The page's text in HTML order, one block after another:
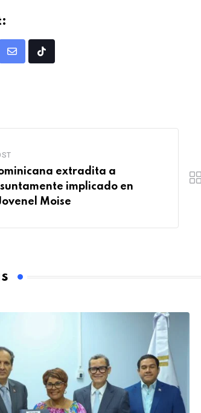
extradita a
implicado en
Moise